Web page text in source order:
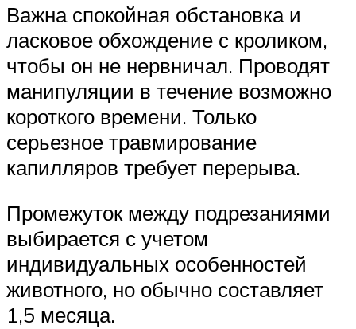
Важна спокойная обстановка и
ласковое обхождение с кроликом,
чтобы он не нервничал. Проводят
манипуляции в течение возможно
короткого времени. Только
серьезное травмирование
капилляров требует перерыва.
Промежуток между подрезаниями
выбирается с учетом
индивидуальных особенностей
животного, но обычно составляет
1,5 месяца.